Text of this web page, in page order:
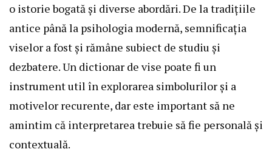
o istorie bogată și diverse abordări. De la tradițiile
antice până la psihologia modernă, semnificația
viselor a fost și rămâne subiect de studiu și
dezbatere. Un dictionar de vise poate fi un
instrument util în explorarea simbolurilor și a
motivelor recurente, dar este important să ne
amintim că interpretarea trebuie să fie personală și
contextuală.